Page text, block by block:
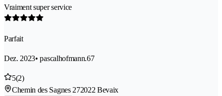
Vraiment super service
Parfait
Dez. 2023• pascalhofmann.67
5(2)
Chemin des Sagnes 272022 Bevaix